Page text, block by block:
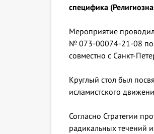
специфика
Мероприятие
№ 073-00074-21-08 по
совместно с Санкт-
Круглый стол был
исламистского
Согласно Стратегии
радикальных течений